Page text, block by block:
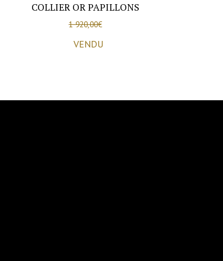
COLLIER OR PAPILLONS
1 920,00€
VENDU